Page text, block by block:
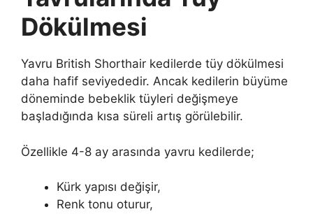
Dökülmesi
Yavru British Shorthair kedilerde tüy dökülmesi
daha hafif seviyededir. Ancak kedilerin büyüme
döneminde bebeklik tüyleri değişmeye
başladığında kısa süreli artış görülebilir.
Özellikle 4-8 ay arasında yavru kedilerde;
Kürk yapısı değişir,
Renk tonu oturur,